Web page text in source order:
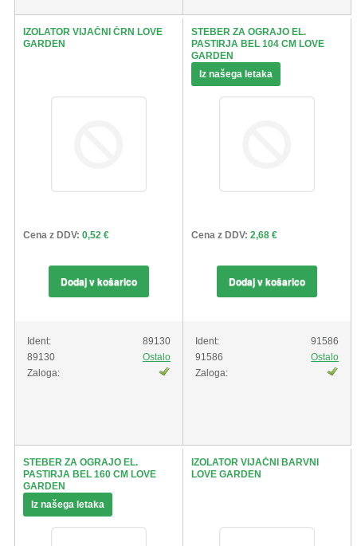
IZOLATOR VIJAČNI ČRN LOVE
GARDEN
Cena z DDV: 0,52 €
Dodaj v košarico
Ident:
89130
89130
Ostalo
Zaloga:
STEBER ZA OGRAJO EL.
PASTIRJA BEL 104 CM LOVE
GARDEN
Iz našega letaka
Cena z DDV: 2,68 €
Dodaj v košarico
Ident:
91586
91586
Ostalo
Zaloga:
STEBER ZA OGRAJO EL.
PASTIRJA BEL 160 CM LOVE
GARDEN
Iz našega letaka
IZOLATOR VIJAČNI BARVNI
LOVE GARDEN